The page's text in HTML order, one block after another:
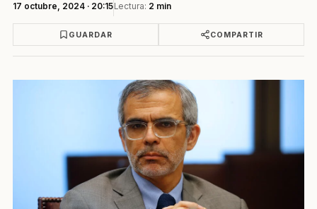
17 octubre, 2024 · 20:15Lectura: 2 min
GUARDAR COMPARTIR